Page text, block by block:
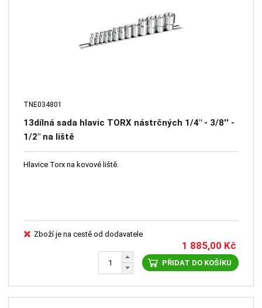
TNE034801
13dílná sada hlavic TORX nástrčných 1/4" - 3/8'' -
1/2" na liště
Hlavice Torx na kovové liště.
Zboží je na cestě od dodavatele
1 885,00 Kč
PŘIDAT DO KOŠÍKU